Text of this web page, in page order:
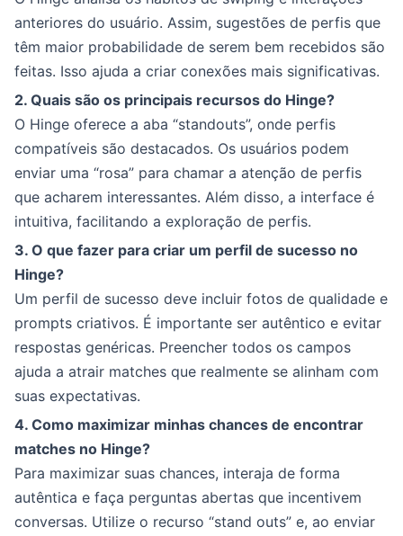
anteriores do usuário. Assim, sugestões de perfis que
têm maior probabilidade de serem bem recebidos são
feitas. Isso ajuda a criar conexões mais significativas.
2. Quais são os principais recursos do Hinge?
O Hinge oferece a aba “standouts”, onde perfis
compatíveis são destacados. Os usuários podem
enviar uma “rosa” para chamar a atenção de perfis
que acharem interessantes. Além disso, a interface é
intuitiva, facilitando a exploração de perfis.
3. O que fazer para criar um perfil de sucesso no
Hinge?
Um perfil de sucesso deve incluir fotos de qualidade e
prompts criativos. É importante ser autêntico e evitar
respostas genéricas. Preencher todos os campos
ajuda a atrair matches que realmente se alinham com
suas expectativas.
4. Como maximizar minhas chances de encontrar
matches no Hinge?
Para maximizar suas chances, interaja de forma
autêntica e faça perguntas abertas que incentivem
conversas. Utilize o recurso “stand outs” e, ao enviar